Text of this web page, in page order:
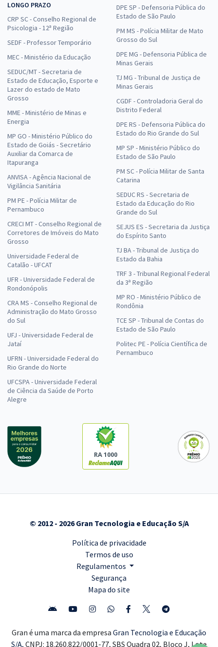
LONGO PRAZO
CRP SC - Conselho Regional de
Psicologia - 12ª Região
SEDF - Professor Temporário
MEC - Ministério da Educação
SEDUC/MT - Secretaria de
Estado de Educação, Esporte e
Lazer do estado de Mato
Grosso
MME - Ministério de Minas e
Energia
MP GO - Ministério Público do
Estado de Goiás - Secretário
Auxiliar da Comarca de
Itapuranga
ANVISA - Agência Nacional de
Vigilância Sanitária
PM PE - Polícia Militar de
Pernambuco
CRECI MT - Conselho Regional de
Corretores de Imóveis do Mato
Grosso
Universidade Federal de
Catalão - UFCAT
UFR - Universidade Federal de
Rondonópolis
CRA MS - Conselho Regional de
Administração do Mato Grosso
do Sul
UFJ - Universidade Federal de
Jataí
UFRN - Universidade Federal do
Rio Grande do Norte
UFCSPA - Universidade Federal
de Ciência da Saúde de Porto
Alegre
DPE SP - Defensoria Pública do
Estado de São Paulo
PM MS - Polícia Militar de Mato
Grosso do Sul
DPE MG - Defensoria Pública de
Minas Gerais
TJ MG - Tribunal de Justiça de
Minas Gerais
CGDF - Controladoria Geral do
Distrito Federal
DPE RS - Defensoria Pública do
Estado do Rio Grande do Sul
MP SP - Ministério Público do
Estado de São Paulo
PM SC - Polícia Militar de Santa
Catarina
SEDUC RS - Secretaria de
Estado da Educação do Rio
Grande do Sul
SEJUS ES - Secretaria da Justiça
do Espírito Santo
TJ BA - Tribunal de Justiça do
Estado da Bahia
TRF 3 - Tribunal Regional Federal
da 3ª Região
MP RO - Ministério Público de
Rondônia
TCE SP - Tribunal de Contas do
Estado de São Paulo
Politec PE - Polícia Científica de
Pernambuco
RA 1000
© 2012 - 2026 Gran Tecnologia e Educação S/A
Política de privacidade
Termos de uso
Regulamentos
Segurança
Mapa do site
Gran é uma marca da empresa Gran Tecnologia e Educação
S/A, CNPJ: 18.260.822/0001-77, SBS Quadra 02, Bloco J, Lote